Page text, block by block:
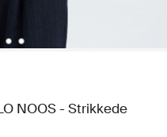
NOOS - Strikkede